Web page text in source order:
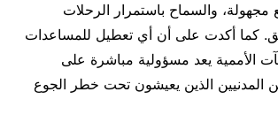
مجهولة، والسماح باستمرار الرحلات
كما أكدت على أن أي تعطيل للمساعدات
الأممية يعد مسؤولية مباشرة على
المدنيين الذين يعيشون تحت خطر الجوع